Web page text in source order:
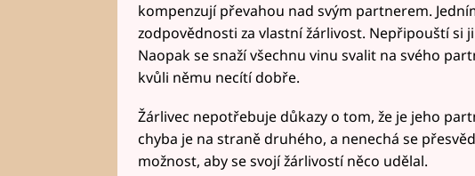
kompenzují převahou nad svým partnerem.
zodpovědnosti za vlastní žárlivost. Nepřipouští si
Naopak se snaží všechnu vinu svalit na svého
kvůli němu necítí dobře.
Žárlivec nepotřebuje důkazy o tom, že je jeho
chyba je na straně druhého, a nenechá se
možnost, aby se svojí žárlivostí něco udělal.